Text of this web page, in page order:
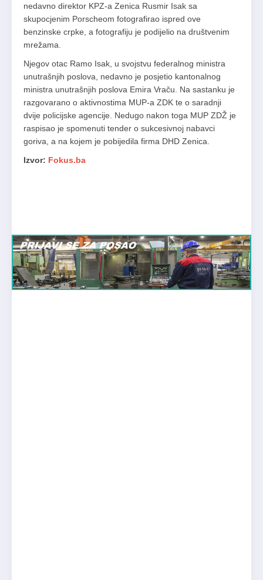
nedavno direktor KPZ-a Zenica Rusmir Isak sa
skupocjenim Porscheom fotografirao ispred ove
benzinske crpke, a fotografiju je podijelio na društvenim
mrežama.
Njegov otac Ramo Isak, u svojstvu federalnog ministra
unutrašnjih poslova, nedavno je posjetio kantonalnog
ministra unutrašnjih poslova Emira Vraču. Na sastanku je
razgovarano o aktivnostima MUP-a ZDK te o saradnji
dvije policijske agencije. Nedugo nakon toga MUP ZDŽ je
raspisao je spomenuti tender o sukcesivnoj nabavci
goriva, a na kojem je pobijedila firma DHD Zenica.
Izvor: Fokus.ba